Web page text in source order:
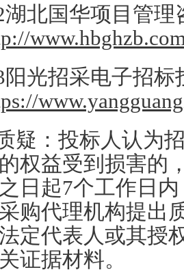
湖北国华项目管
阳光招采电子招标
疑：投标人认为
权益受到损害的
日起7个工作日
购代理机构提出
定代表人或其授
证据材料。